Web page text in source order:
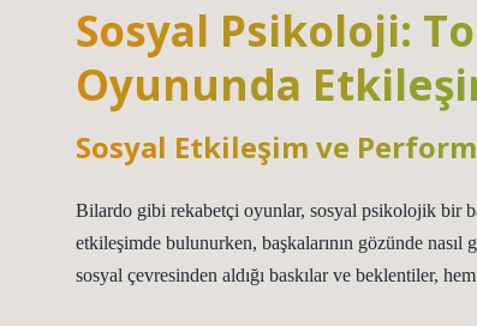
Sosyal Psikoloji:
Oyununda
Sosyal Etkileşim ve
Bilardo gibi rekabetçi oyunlar, sosyal psikolojik bir
etkileşimde bulunurken, başkalarının gözünde
sosyal çevresinden aldığı baskılar ve beklentiler,